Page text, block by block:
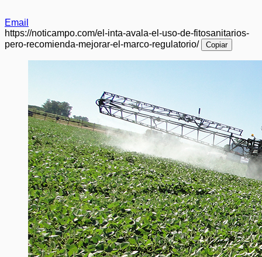
Email
https://noticampo.com/el-inta-avala-el-uso-de-fitosanitarios-
pero-recomienda-mejorar-el-marco-regulatorio/
Copiar